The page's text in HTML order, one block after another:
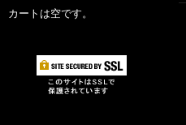
カートは空です。